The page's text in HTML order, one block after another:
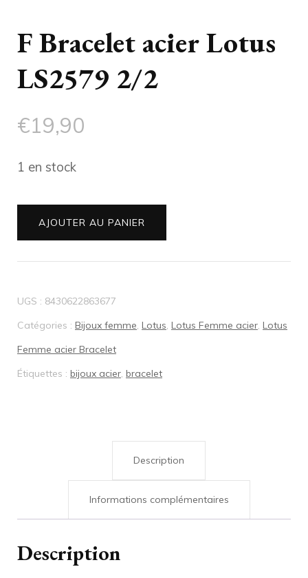
F Bracelet acier Lotus
LS2579 2/2
€19,90
1 en stock
quantité
F
acier
Lotus
LS2579
2/2
AJOUTER AU PANIER
UGS : 8430622863677
Catégories : Bijoux femme, Lotus, Lotus Femme acier, Lotus
Femme acier Bracelet
Étiquettes : bijoux acier, bracelet
Description
Informations complémentaires
Description